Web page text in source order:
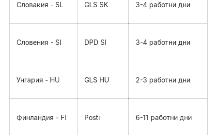
Словакия - SL GLS SK 3-4 работни дни
Словения - SI DPD SI 3-4 работни дни
Унгария - HU GLS HU 2-3 работни дни
Финландия - FI Posti 6-11 работни дни